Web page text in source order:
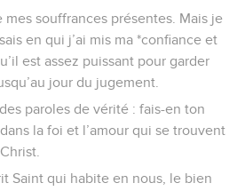
mes souffrances présentes. Mais je
en qui j’ai mis ma *confiance et
est assez puissant pour garder
jour du jugement.
paroles de vérité : fais-en ton
la foi et l’amour qui se trouvent
Saint qui habite en nous, le bien